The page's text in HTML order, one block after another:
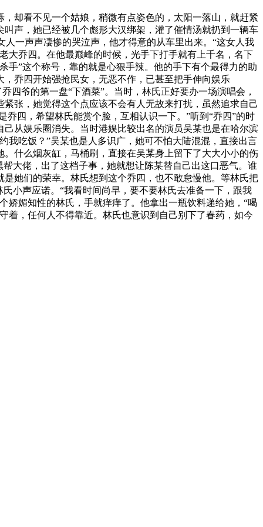
却看不见一个姑娘，稍微有点姿色的，太阳一落山，就赶紧
声，她已经被几个彪形大汉绑架，灌了催情汤就扔到一辆车
一声声凄惨的哭泣声，他才得意的从车里出来。“这女人我
大乔四。在他最巅峰的时候，光手下打手就有上千名，名下
手”这个称号，靠的就是心狠手辣。他的手下有个最得力的助
乔四开始强抢民女，无恶不作，已甚至把手伸向娱乐
四爷的第一盘“下酒菜”。当时，林氏正好要办一场演唱会，
张，她觉得这个点应该不会有人无故来打扰，虽然追求自己
四，希望林氏能赏个脸，互相认识一下。”听到“乔四”的时
从娱乐圈消失。当时港娱比较出名的演员吴某也是在哈尔滨
我吃饭？”吴某也是人多识广，她可不怕大陆混混，直接出言
什么烟灰缸，马桶刷，直接在吴某身上留下了大大小小的伤
大佬，出了这档子事，她就想让陈某替自己出这口恶气。谁
她们的荣幸。林氏想到这个乔四，也不敢怠慢他。等林氏把
小声应诺。“我看时间尚早，要不要林氏去准备一下，跟我
娇媚知性的林氏，手就痒痒了。他拿出一瓶饮料递给她，“喝
着，任何人不得靠近。林氏也意识到自己别下了春药，如今